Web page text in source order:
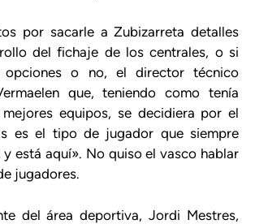
por sacarle a Zubizarreta detalles
del fichaje de los centrales, o si
opciones o no, el director técnico
que, teniendo como tenía
equipos, se decidiera por el
es el tipo de jugador que siempre
y está aquí». No quiso el vasco hablar
jugadores.
del área deportiva, Jordi Mestres,